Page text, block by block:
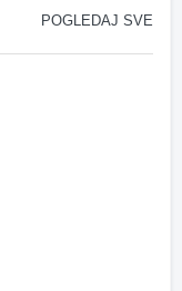
POGLEDAJ SVE